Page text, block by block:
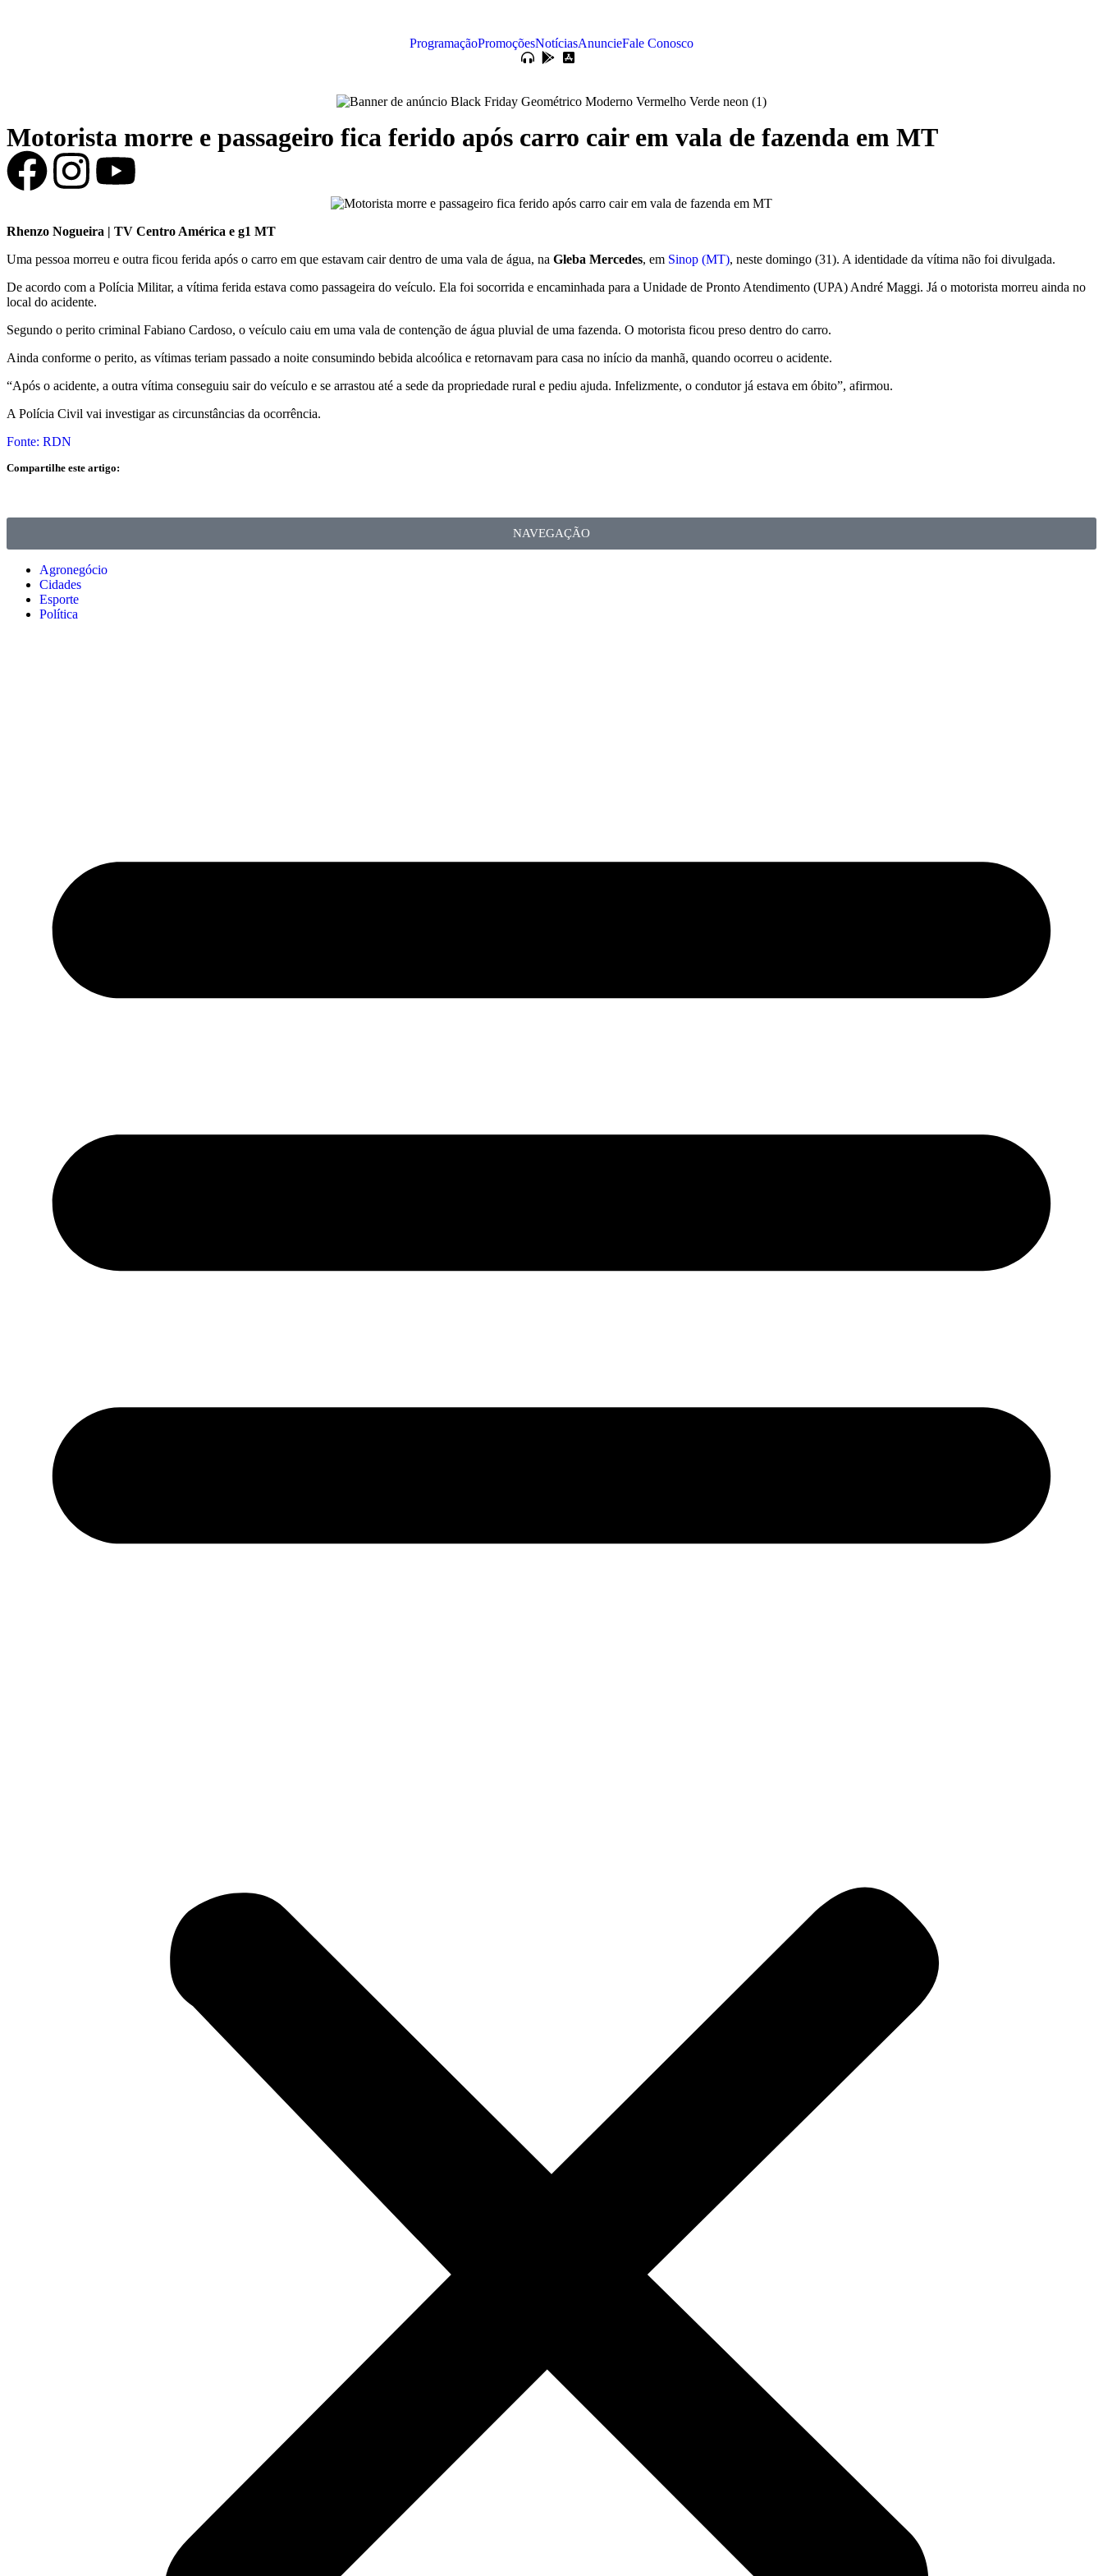
ProgramaçãoPromoçõesNotíciasAnuncieFale Conosco
Motorista morre e passageiro fica ferido após carro cair em vala de fazenda em MT
Rhenzo Nogueira | TV Centro América e g1 MT
Uma pessoa morreu e outra ficou ferida após o carro em que estavam cair dentro de uma vala de água, na Gleba Mercedes, em Sinop (MT), neste domingo (31). A identidade da vítima não foi divulgada.
De acordo com a Polícia Militar, a vítima ferida estava como passageira do veículo. Ela foi socorrida e encaminhada para a Unidade de Pronto Atendimento (UPA) André Maggi. Já o motorista morreu ainda no
local do acidente.
Segundo o perito criminal Fabiano Cardoso, o veículo caiu em uma vala de contenção de água pluvial de uma fazenda. O motorista ficou preso dentro do carro.
Ainda conforme o perito, as vítimas teriam passado a noite consumindo bebida alcoólica e retornavam para casa no início da manhã, quando ocorreu o acidente.
“Após o acidente, a outra vítima conseguiu sair do veículo e se arrastou até a sede da propriedade rural e pediu ajuda. Infelizmente, o condutor já estava em óbito”, afirmou.
A Polícia Civil vai investigar as circunstâncias da ocorrência.
Fonte: RDN
Compartilhe este artigo:
NAVEGAÇÃO
Agronegócio
Cidades
Esporte
Política